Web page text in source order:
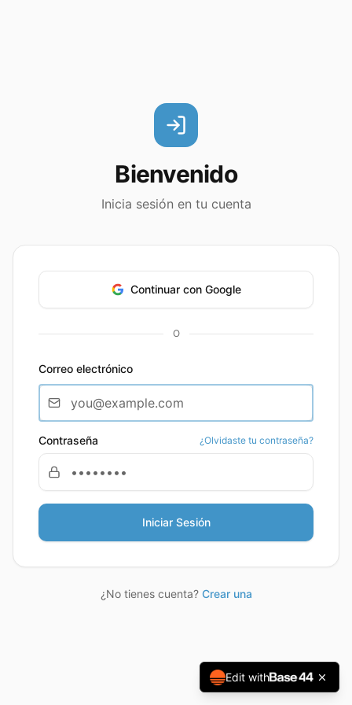
Bienvenido
Inicia sesión en tu cuenta
Continuar con Google
O
Correo electrónico
Contraseña ¿Olvidaste tu contraseña?
Iniciar Sesión
¿No tienes cuenta? Crear una
Edit with